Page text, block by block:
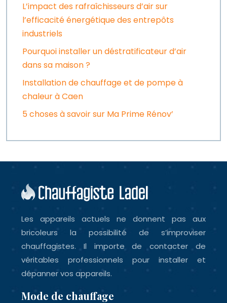
L’impact des rafraîchisseurs d’air sur
l’efficacité énergétique des entrepôts
industriels
Pourquoi installer un déstratificateur d’air
dans sa maison ?
Installation de chauffage et de pompe à
chaleur à Caen
5 choses à savoir sur Ma Prime Rénov’
Les appareils actuels ne donnent pas aux
bricoleurs la possibilité de s’improviser
chauffagistes. Il importe de contacter de
véritables professionnels pour installer et
dépanner vos appareils.
Mode de chauffage